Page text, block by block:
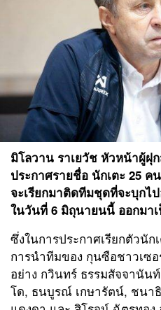
มิโลวาน ราเยวัช หัวหน้าผู้ฝุ
ประกาศรายชื่อ นักเตะ 25 ค
จะเรียกมาติดทีมชุดที่จะบุกไ
ในวันที่ 6 มิถุนายนนี้ ออกมา
ซึ่งในการประกาศเรียกตัวนั
การนำทีมของ กุนซือชาวเซ
อย่าง กวินทร์ ธรรมสัจจานัน
โด, ธนบูรณ์ เกษารัตน์, ชนา